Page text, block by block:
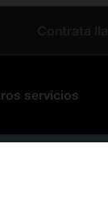
servicios